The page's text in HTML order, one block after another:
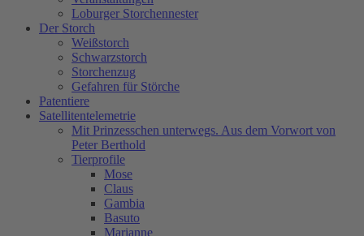
Loburger Storchennester
Der Storch
Weißstorch
Schwarzstorch
Storchenzug
Gefahren für Störche
Patentiere
Satellitentelemetrie
Mit Prinzesschen unterwegs. Aus dem Vorwort von
Peter Berthold
Tierprofile
Mose
Claus
Gambia
Basuto
Marianne